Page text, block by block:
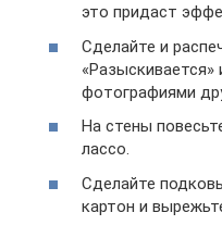
это придаст
Сделайте и
«Разыскивается»
фотографиями
На стены
лассо.
Сделайте
картон и